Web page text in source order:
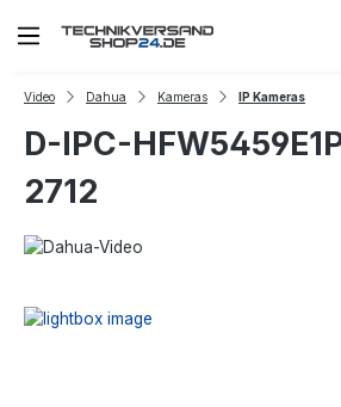
Zum Hauptinhalt springen
Video Dahua Kameras IP Kameras
D-IPC-
2712